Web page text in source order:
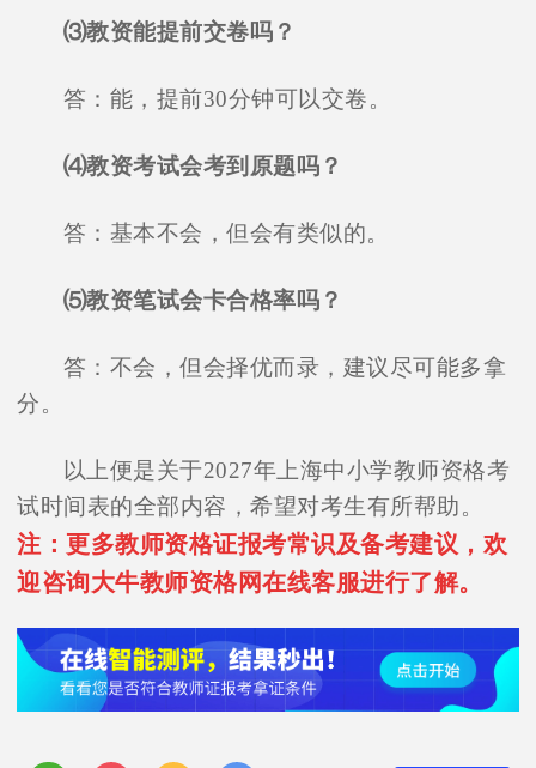
⑶教资能提前交卷吗？
答：能，提前30分钟可以交卷。
⑷教资考试会考到原题吗？
答：基本不会，但会有类似的。
⑸教资笔试会卡合格率吗？
答：不会，但会择优而录，建议尽可能多拿
分。
以上便是关于2027年上海中小学教师资格考
试时间表的全部内容，希望对考生有所帮助。
注：更多教师资格证报考常识及备考建议，欢
迎咨询大牛教师资格网在线客服进行了解。